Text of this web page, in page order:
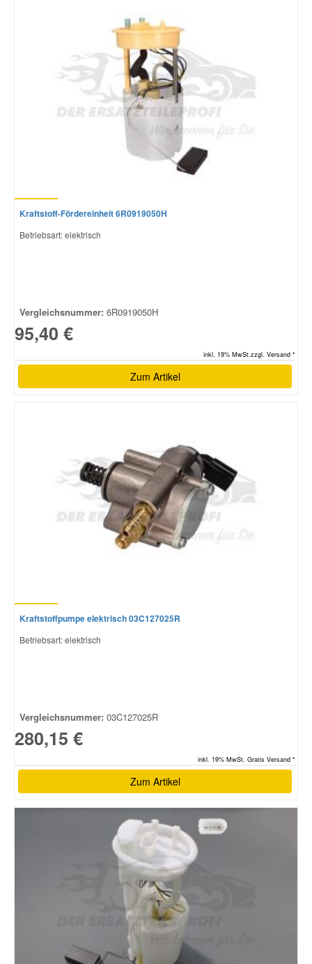
Kraftstoff-Fördereinheit 6R0919050H
Betriebsart: elektrisch
Vergleichsnummer: 6R0919050H
95,40 €
inkl. 19% MwSt.zzgl. Versand *
Zum Artikel
Kraftstoffpumpe elektrisch 03C127025R
Betriebsart: elektrisch
Vergleichsnummer: 03C127025R
280,15 €
inkl. 19% MwSt. Gratis Versand *
Zum Artikel